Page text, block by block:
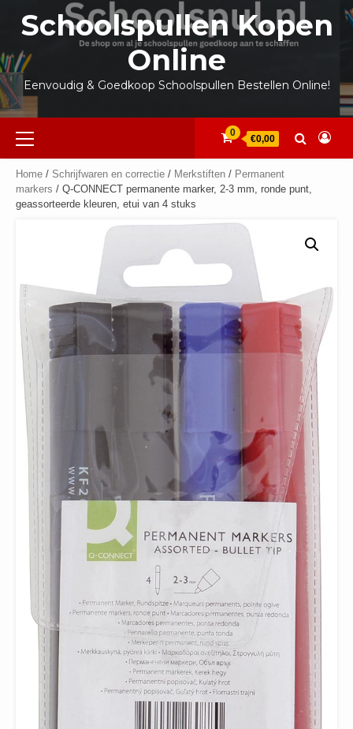
inhoud
Schoolspullen Kopen
Online
Eenvoudig & Goedkoop Schoolspullen Bestellen Online!
Primair
menu
0
€0,00
Home / Schrijfwaren en correctie / Merkstiften / Permanent
markers / Q-CONNECT permanente marker, 2-3 mm, ronde punt,
geassorteerde kleuren, etui van 4 stuks